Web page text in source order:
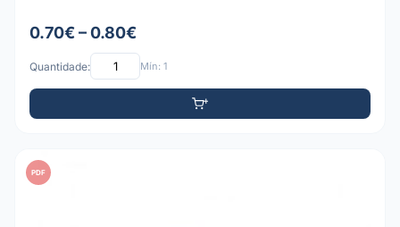
0.70€ – 0.80€
Quantidade: Mín: 1
PDF